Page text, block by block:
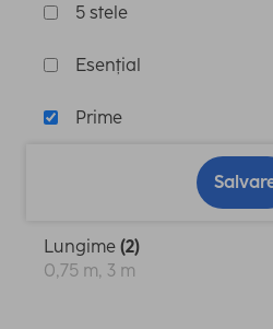
5 stele
Esențial
Prime
Lungime (2)
0,75 m, 3 m